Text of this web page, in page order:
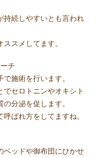
持続しやすいとも言われ
スメしてます。
チ
施術を行います。
セロトニンやオキシト
分泌を促します。
ばれ方をしてますね。
ベッドや御布団にひかせ